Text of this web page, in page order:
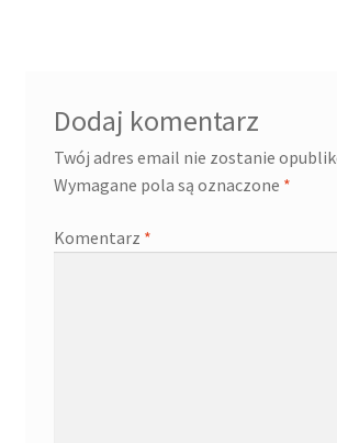
Dodaj komentarz
Twój adres email nie zostanie
Wymagane pola są oznaczone *
Komentarz *